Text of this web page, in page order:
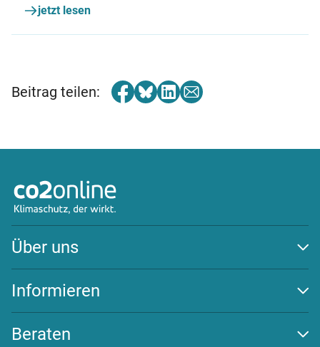
heraus, ob das die richtige Wahl für Ihr Gebäude ist.
jetzt lesen
Beitrag teilen:
Über uns
Auszeichnungen
Team
Transparenz
Wirksamkeit
Informieren
Klima schützen
Energiewende
Newsletter
Beraten